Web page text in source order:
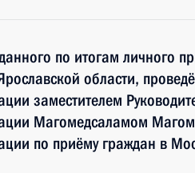
по итогам личного
области,
заместителем
Магомедсаламом
по приёму граждан в